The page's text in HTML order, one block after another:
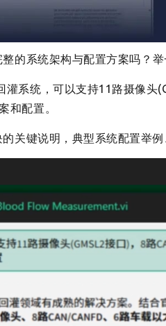
的系统架构与配置方案吗？
系统，可以支持11路摄像头
和配置。
关键说明，典型系统配置举